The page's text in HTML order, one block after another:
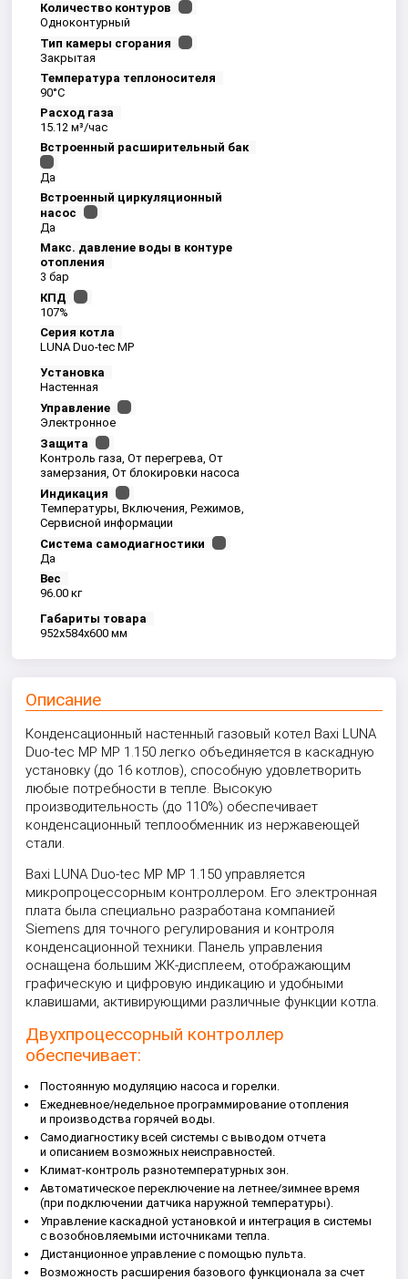
Количество контуров
Одноконтурный
Тип камеры сгорания
Закрытая
Температура теплоносителя
90°С
Расход газа
15.12 м³/час
Встроенный расширительный бак
Да
Встроенный циркуляционный
насос
Да
Макс. давление воды в контуре
отопления
3 бар
КПД
107%
Серия котла
LUNA Duo-tec MP
Установка
Настенная
Управление
Электронное
Защита
Контроль газа, От перегрева, От
замерзания, От блокировки насоса
Индикация
Температуры, Включения, Режимов,
Сервисной информации
Система самодиагностики
Да
Вес
96.00 кг
Габариты товара
952x584x600 мм
Описание
Конденсационный настенный газовый котел Baxi LUNA
Duo-tec MP MP 1.150 легко объединяется в каскадную
установку (до 16 котлов), способную удовлетворить
любые потребности в тепле. Высокую
производительность (до 110%) обеспечивает
конденсационный теплообменник из нержавеющей
стали.
Baxi LUNA Duo-tec MP MP 1.150 управляется
микропроцессорным контроллером. Его электронная
плата была специально разработана компанией
Siemens для точного регулирования и контроля
конденсационной техники. Панель управления
оснащена большим ЖК-дисплеем, отображающим
графическую и цифровую индикацию и удобными
клавишами, активирующими различные функции котла.
Двухпроцессорный контроллер
обеспечивает:
Постоянную модуляцию насоса и горелки.
Ежедневное/недельное программирование отопления
и производства горячей воды.
Самодиагностику всей системы с выводом отчета
и описанием возможных неисправностей.
Климат-контроль разнотемпературных зон.
Автоматическое переключение на летнее/зимнее время
(при подключении датчика наружной температуры).
Управление каскадной установкой и интеграция в системы
с возобновляемыми источниками тепла.
Дистанционное управление с помощью пульта.
Возможность расширения базового функционала за счет